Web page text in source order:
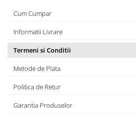
1.6.4. Demaroare
masurare/testare
1.6.5. Întrerupătoare
Cum Cumpar
Informatii Livrare
Termeni si Conditii
Metode de Plata
Politica de Retur
Garantia Produselor